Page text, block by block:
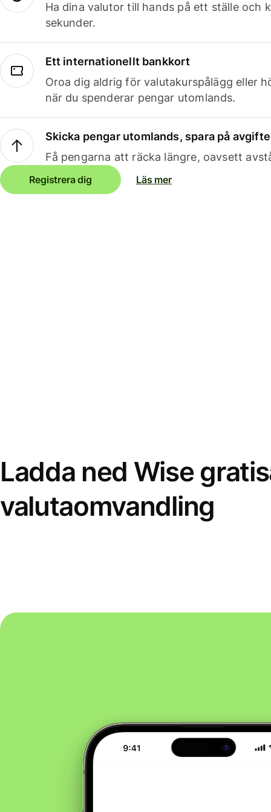
Ha dina valutor till hands på ett ställe och
sekunder.
Ett internationellt bankkort
Oroa dig aldrig för valutakurspålägg eller
när du spenderar pengar utomlands.
Skicka pengar utomlands, spara på
Få pengarna att räcka längre, oavsett
Registrera dig Läs mer
Ladda ned Wise
valutaomvandling